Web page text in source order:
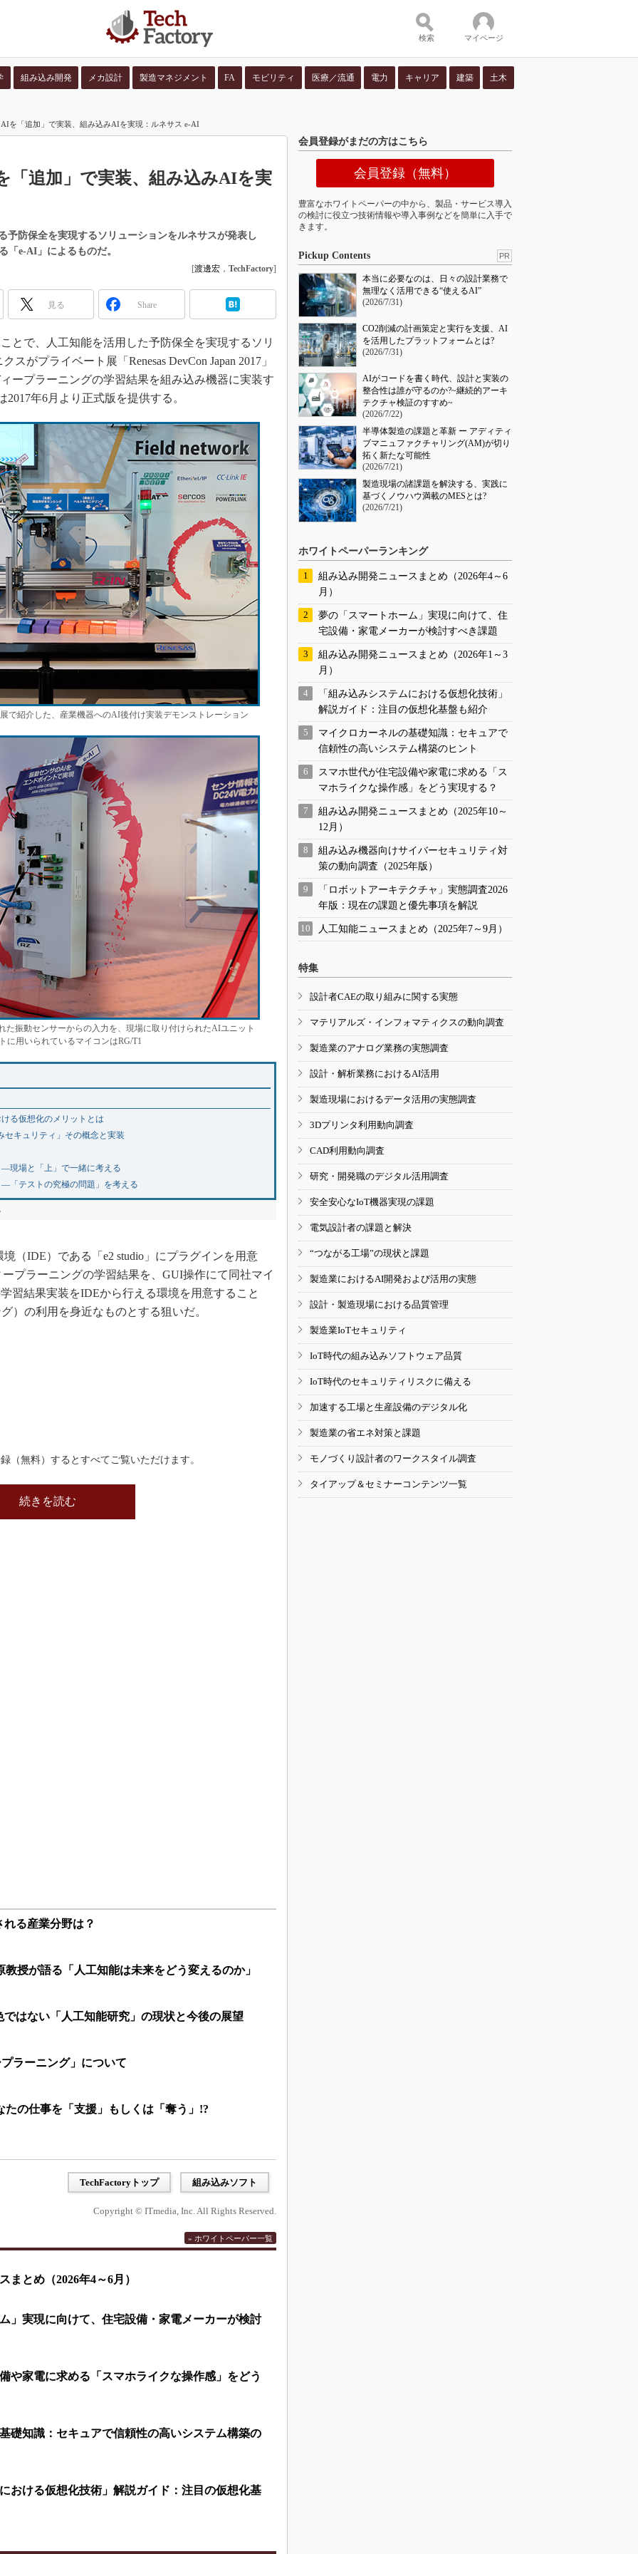
検索 マイページ
組み込み開発 メカ設計 製造マネジメント FA モビリティ 医療／流通 電力 キャリア 建築 土木
を「追加」で実装、組み込みAIを実現：ルネサス e-AI
「追加」で実装、組み込みAIを実
予防保全を実現するソリューションをルネサスが発表し
「e-AI」によるものだ。
[渡邊宏 ， TechFactory]
見る Share
で、人工知能を活用した予防保全を実現するソリ
がプライベート展「Renesas DevCon Japan 2017」
ープラーニングの学習結果を組み込み機器に実装す
年6月より正式版を提供する。
で紹介した、産業機器へのAI後付け実装デモンストレーション
た振動センサーからの入力を、現場に取り付けられたAIユニット
に用いられているマイコンはRG/T1
る仮想化のメリットとは
セキュリティ」その概念と実装
現場と「上」で一緒に考える
「テストの究極の問題」を考える
（IDE）である「e2 studio」にプラグインを用意
ープラーニングの学習結果を、GUI操作にて同社マイ
習結果実装をIDEから行える環境を用意すること
）の利用を身近なものとする狙いだ。
（無料）するとすべてご覧いただけます。
続きを読む
る産業分野は？
授が語る「人工知能は未来をどう変えるのか」
はない「人工知能研究」の現状と今後の展望
ラーニング」について
の仕事を「支援」もしくは「奪う」!?
TechFactoryトップ 組み込みソフト
Copyright © ITmedia, Inc. All Rights Reserved.
» ホワイトペーパー一覧
まとめ（2026年4～6月）
」実現に向けて、住宅設備・家電メーカーが検討
や家電に求める「スマホライクな操作感」をどう
礎知識：セキュアで信頼性の高いシステム構築の
おける仮想化技術」解説ガイド：注目の仮想化基
会員登録がまだの方はこちら
会員登録（無料）
豊富なホワイトペーパーの中から、製品・サービス導入
の検討に役立つ技術情報や導入事例などを簡単に入手で
きます。
Pickup Contents PR
本当に必要なのは、日々の設計業務で
無理なく活用できる“使えるAI”
(2026/7/31)
CO2削減の計画策定と実行を支援、AI
を活用したプラットフォームとは?
(2026/7/31)
AIがコードを書く時代、設計と実装の
整合性は誰が守るのか?~継続的アーキ
テクチャ検証のすすめ~
(2026/7/22)
半導体製造の課題と革新 ー アディティ
ブマニュファクチャリング(AM)が切り
拓く新たな可能性
(2026/7/21)
製造現場の諸課題を解決する、実践に
基づくノウハウ満載のMESとは?
(2026/7/21)
ホワイトペーパーランキング
組み込み開発ニュースまとめ（2026年4～6
月）
夢の「スマートホーム」実現に向けて、住
宅設備・家電メーカーが検討すべき課題
組み込み開発ニュースまとめ（2026年1～3
月）
「組み込みシステムにおける仮想化技術」
解説ガイド：注目の仮想化基盤も紹介
マイクロカーネルの基礎知識：セキュアで
信頼性の高いシステム構築のヒント
スマホ世代が住宅設備や家電に求める「ス
マホライクな操作感」をどう実現する？
組み込み開発ニュースまとめ（2025年10～
12月）
組み込み機器向けサイバーセキュリティ対
策の動向調査（2025年版）
「ロボットアーキテクチャ」実態調査2026
年版：現在の課題と優先事項を解説
人工知能ニュースまとめ（2025年7～9月）
特集
設計者CAEの取り組みに関する実態
マテリアルズ・インフォマティクスの動向調査
製造業のアナログ業務の実態調査
設計・解析業務におけるAI活用
製造現場におけるデータ活用の実態調査
3Dプリンタ利用動向調査
CAD利用動向調査
研究・開発職のデジタル活用調査
安全安心なIoT機器実現の課題
電気設計者の課題と解決
“つながる工場”の現状と課題
製造業におけるAI開発および活用の実態
設計・製造現場における品質管理
製造業IoTセキュリティ
IoT時代の組み込みソフトウェア品質
IoT時代のセキュリティリスクに備える
加速する工場と生産設備のデジタル化
製造業の省エネ対策と課題
モノづくり設計者のワークスタイル調査
タイアップ＆セミナーコンテンツ一覧